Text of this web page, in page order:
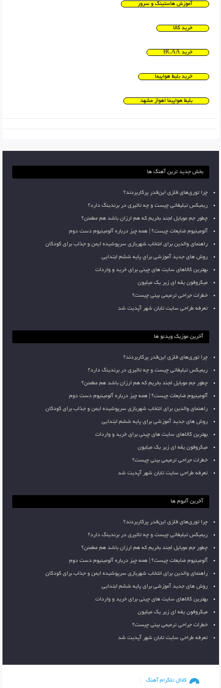
آموزش هاستینگ و سرور
خرید کالا
خرید BCAA
خرید بلیط هواپیما
بلیط هواپیما اهواز مشهد
بخش جدید ترین آهنگ ها
چرا توری‌های فلزی این‌قدر پرکاربردند؟
ریمیکس تبلیغاتی چیست و چه تاثیری در برندینگ دارد؟
چطور جم موبایل لجند بخریم که هم ارزان باشد هم مطمئن؟
آلومینیوم ضایعات چیست؟ | همه چیز درباره آلومینیوم دست دوم
راهنمای والدین برای انتخاب شهربازی سرپوشیده ایمن و جذاب برای کودکان
روش های جدید آموزشی برای پایه ششم ابتدایی
بهترین کالاهای سایت های چینی برای خرید و واردات
میکروفون یقه ای زیر یک میلیون
خطرات جراحی ترمیمی بینی چیست؟
تعرفه طراحی سایت تابان شهر آپدیت شد
آخرین موزیک ویدئو ها
چرا توری‌های فلزی این‌قدر پرکاربردند؟
ریمیکس تبلیغاتی چیست و چه تاثیری در برندینگ دارد؟
چطور جم موبایل لجند بخریم که هم ارزان باشد هم مطمئن؟
آلومینیوم ضایعات چیست؟ | همه چیز درباره آلومینیوم دست دوم
راهنمای والدین برای انتخاب شهربازی سرپوشیده ایمن و جذاب برای کودکان
روش های جدید آموزشی برای پایه ششم ابتدایی
بهترین کالاهای سایت های چینی برای خرید و واردات
میکروفون یقه ای زیر یک میلیون
خطرات جراحی ترمیمی بینی چیست؟
تعرفه طراحی سایت تابان شهر آپدیت شد
آخرین آلبوم ها
چرا توری‌های فلزی این‌قدر پرکاربردند؟
ریمیکس تبلیغاتی چیست و چه تاثیری در برندینگ دارد؟
چطور جم موبایل لجند بخریم که هم ارزان باشد هم مطمئن؟
آلومینیوم ضایعات چیست؟ | همه چیز درباره آلومینیوم دست دوم
راهنمای والدین برای انتخاب شهربازی سرپوشیده ایمن و جذاب برای کودکان
روش های جدید آموزشی برای پایه ششم ابتدایی
بهترین کالاهای سایت های چینی برای خرید و واردات
میکروفون یقه ای زیر یک میلیون
خطرات جراحی ترمیمی بینی چیست؟
تعرفه طراحی سایت تابان شهر آپدیت شد
کانال تلگرام آهنگ